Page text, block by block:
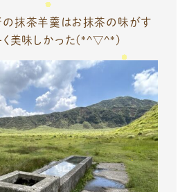
抹茶羊羹はお抹茶の味がす
く美味しかった(*^▽^*)